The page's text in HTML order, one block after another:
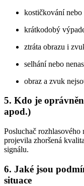
kostičkování nebo
krátkodobý
ztráta obrazu i
selhání nebo
obraz a zvuk
5. Kdo je
apod.)
Posluchač
projevila zhoršená
signálu.
6. Jaké jsou
situace